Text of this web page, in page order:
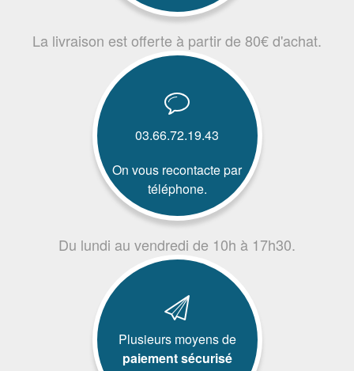
La livraison est offerte à partir de 80€ d'achat.
03.66.72.19.43
On vous recontacte par
téléphone.
Du lundi au vendredi de 10h à 17h30.
Plusieurs moyens de
paiement sécurisé